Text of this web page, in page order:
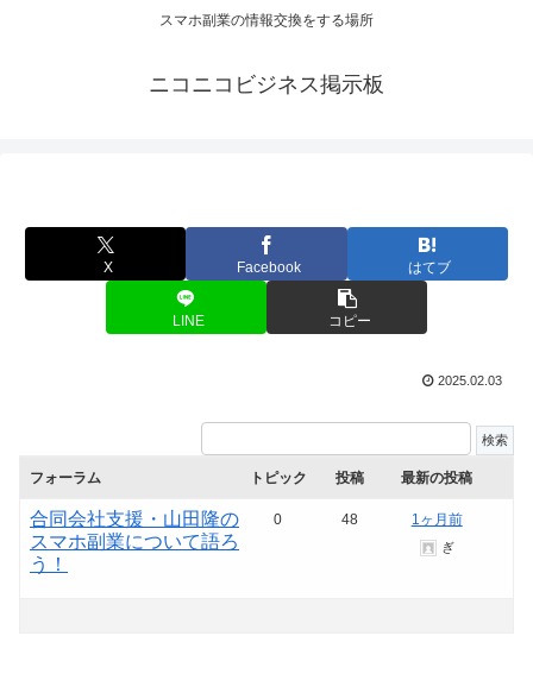
スマホ副業の情報交換をする場所
ニコニコビジネス掲示板
X Facebook はてブ
LINE コピー
2025.02.03
フォーラム トピック 投稿 最新の投稿
合同会社支援・山田隆の
スマホ副業について語ろ
う！
0 48 1ヶ月前
ぎ